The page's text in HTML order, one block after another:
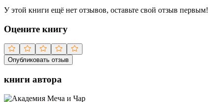
У этой книги ещё нет отзывов, оставьте свой отзыв первым!
Оцените книгу
Опубликовать отзыв
книги автора